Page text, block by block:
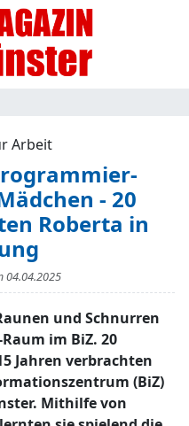
Arbeit
- 20
Roberta in
04.04.2025
und Schnurren
im BiZ. 20
Jahren verbrachten
(BiZ)
Mithilfe von